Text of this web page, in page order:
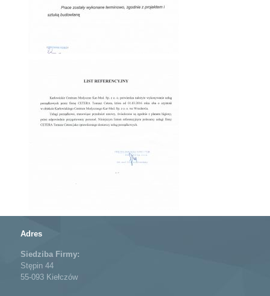
Adres
Siedziba Firmy:
Stępin 44
55-093 Kiełczów